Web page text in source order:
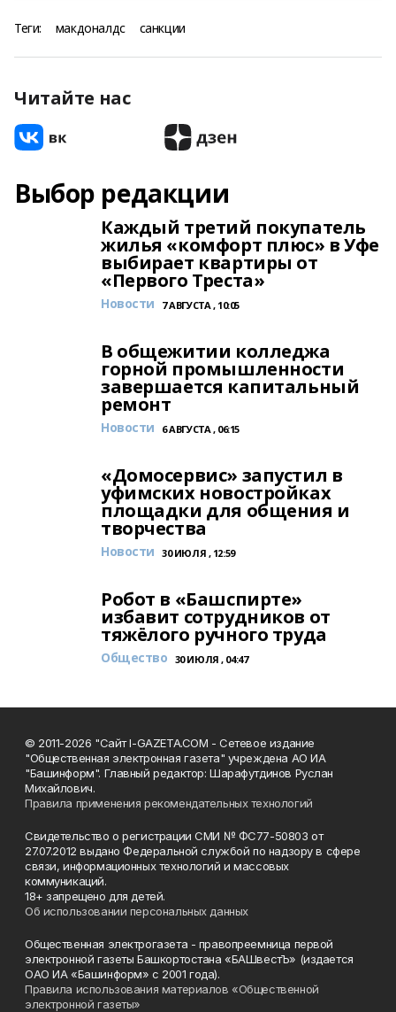
Теги: макдоналдс санкции
Читайте нас
Выбор редакции
Каждый третий покупатель
жилья «комфорт плюс» в Уфе
выбирает квартиры от
«Первого Треста»
Новости 7 АВГУСТА , 10:05
В общежитии колледжа
горной промышленности
завершается капитальный
ремонт
Новости 6 АВГУСТА , 06:15
«Домосервис» запустил в
уфимских новостройках
площадки для общения и
творчества
Новости 30 ИЮЛЯ , 12:59
Робот в «Башспирте»
избавит сотрудников от
тяжёлого ручного труда
Общество 30 ИЮЛЯ , 04:47
© 2011-2026 "Сайт I-GAZETA.COM - Сетевое издание
"Общественная электронная газета" учреждена АО ИА
"Башинформ". Главный редактор: Шарафутдинов Руслан
Михайлович.
Правила применения рекомендательных технологий
Свидетельство о регистрации СМИ № ФС77-50803 от
27.07.2012 выдано Федеральной службой по надзору в сфере
связи, информационных технологий и массовых
коммуникаций.
18+ запрещено для детей.
Об использовании персональных данных
Общественная электрогазета - правопреемница первой
электронной газеты Башкортостана «БАШвестЪ» (издается
ОАО ИА «Башинформ» с 2001 года).
Правила использования материалов «Общественной
электронной газеты»